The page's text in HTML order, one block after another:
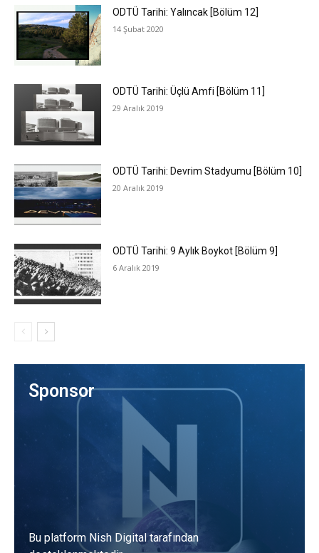
ODTÜ Tarihi: Yalıncak [Bölüm 12]
14 Şubat 2020
ODTÜ Tarihi: Üçlü Amfi [Bölüm 11]
29 Aralık 2019
ODTÜ Tarihi: Devrim Stadyumu [Bölüm 10]
20 Aralık 2019
ODTÜ Tarihi: 9 Aylık Boykot [Bölüm 9]
6 Aralık 2019
Sponsor
Bu platform Nish Digital tarafından